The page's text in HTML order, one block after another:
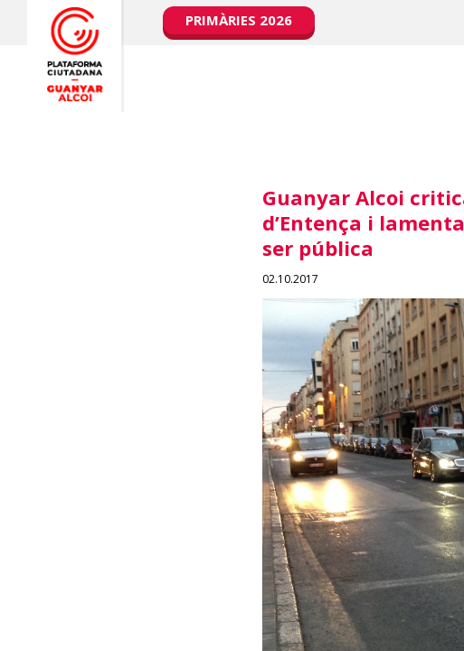
PRIMÀRIES 2026
Guanyar Alcoi
d’Entença i
ser pública
02.10.2017